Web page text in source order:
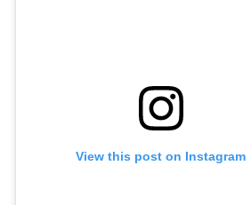
View this post on Instagram